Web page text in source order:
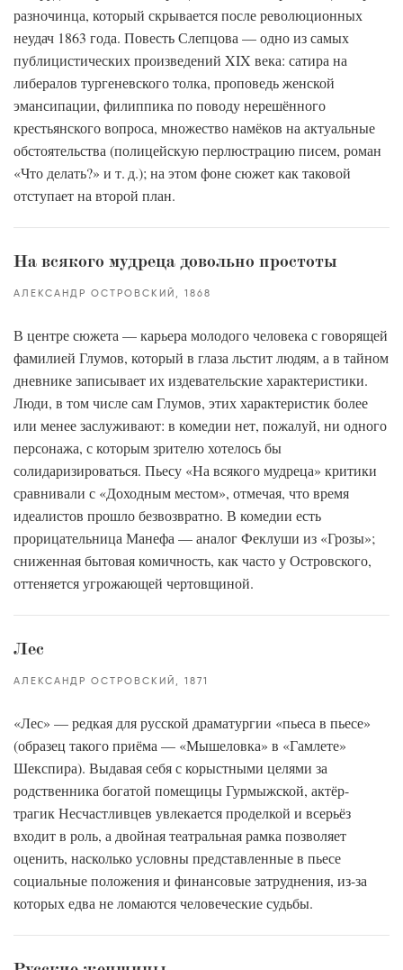
разночинца, который скрывается после революционных
неудач 1863 года. Повесть Слепцова — одно из самых
публицистических произведений XIX века: сатира на
либералов тургеневского толка, проповедь женской
эмансипации, филиппика по поводу нерешённого
крестьянского вопроса, множество намёков на актуальные
обстоятельства (полицейскую перлюстрацию писем, роман
«Что делать?» и т. д.); на этом фоне сюжет как таковой
отступает на второй план.
На всякого мудреца довольно простоты
АЛЕКСАНДР ОСТРОВСКИЙ 1868
В центре сюжета — карьера молодого человека с говорящей
фамилией Глумов, который в глаза льстит людям, а в тайном
дневнике записывает их издевательские характеристики.
Люди, в том числе сам Глумов, этих характеристик более
или менее заслуживают: в комедии нет, пожалуй, ни одного
персонажа, с которым зрителю хотелось бы
солидаризироваться. Пьесу «На всякого мудреца» критики
сравнивали с «Доходным местом», отмечая, что время
идеалистов прошло безвозвратно. В комедии есть
прорицательница Манефа — аналог Феклуши из «Грозы»;
сниженная бытовая комичность, как часто у Островского,
оттеняется угрожающей чертовщиной.
Лес
АЛЕКСАНДР ОСТРОВСКИЙ 1871
«Лес» — редкая для русской драматургии «пьеса в пьесе»
(образец такого приёма — «Мышеловка» в «Гамлете»
Шекспира). Выдавая себя с корыстными целями за
родственника богатой помещицы Гурмыжской, актёр-
трагик Несчастливцев увлекается проделкой и всерьёз
входит в роль, а двойная театральная рамка позволяет
оценить, насколько условны представленные в пьесе
социальные положения и финансовые затруднения, из-за
которых едва не ломаются человеческие судьбы.